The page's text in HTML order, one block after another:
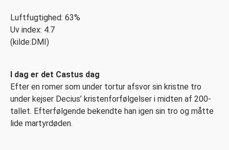
Luftfugtighed: 63%
Uv index: 4.7
(kilde:DMI)
I dag er det Castus dag
Efter en romer som under tortur afsvor sin kristne tro
under kejser Decius’ kristenforfølgelser i midten af 200-
tallet. Efterfølgende bekendte han igen sin tro og måtte
lide martyrdøden.